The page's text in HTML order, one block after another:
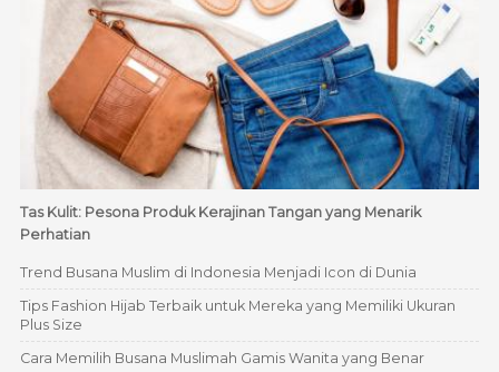
Tas Kulit: Pesona Produk Kerajinan Tangan yang Menarik
Perhatian
Trend Busana Muslim di Indonesia Menjadi Icon di Dunia
Tips Fashion Hijab Terbaik untuk Mereka yang Memiliki Ukuran
Plus Size
Cara Memilih Busana Muslimah Gamis Wanita yang Benar